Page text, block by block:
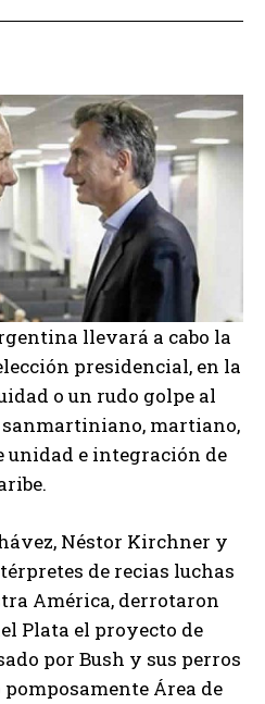
llevará a cabo la
presidencial, en la
o un rudo golpe al
martiano,
e integración de
Néstor Kirchner y
de recias luchas
América, derrotaron
Plata el proyecto de
por Bush y sus perros
Área de